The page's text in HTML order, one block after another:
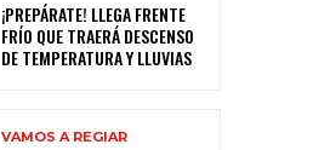
¡PREPÁRATE! LLEGA FRENTE
FRÍO QUE TRAERÁ DESCENSO
DE TEMPERATURA Y LLUVIAS
VAMOS A REGIAR